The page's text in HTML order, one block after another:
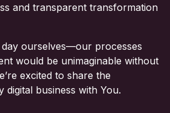
and transparent transformation
day ourselves—our processes
would be unimaginable without
excited to share the
digital business with You.